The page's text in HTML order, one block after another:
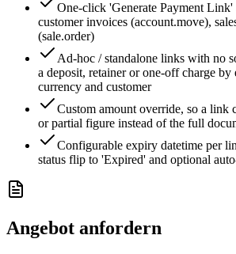
One-click 'Generate Payment Link'
customer invoices (account.move),
(sale.order)
Ad-hoc / standalone links with no
a deposit, retainer or one-off charge by
currency and customer
Custom amount override, so a link
or partial figure instead of the full
Configurable expiry datetime per
status flip to 'Expired' and optional
Angebot anfordern